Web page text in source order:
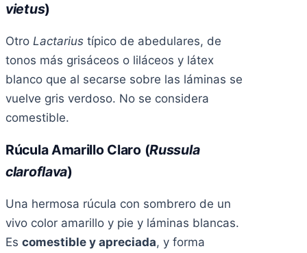
vietus)
Otro Lactarius típico de abedulares, de
tonos más grisáceos o liláceos y látex
blanco que al secarse sobre las láminas se
vuelve gris verdoso. No se considera
comestible.
Rúcula Amarillo Claro (Russula
claroflava)
Una hermosa rúcula con sombrero de un
vivo color amarillo y pie y láminas blancas.
Es comestible y apreciada, y forma